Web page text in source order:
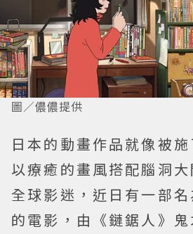
圖／儂儂提供
日本的動畫作品就像被
以療癒的畫風搭配腦洞
全球影迷，近日有一部名
的電影，由《鏈鋸人》